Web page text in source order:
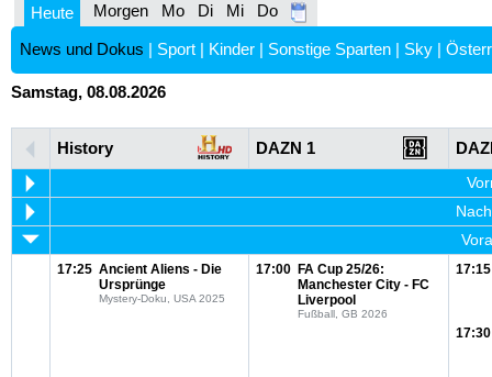
Heute Morgen Mo Di Mi Do
News und Dokus | Sport | Kinder | Sonstige Sparten | Sky |
Samstag, 08.08.2026
History DAZN 1
17:25 Ancient Aliens - Die
Ursprünge
Mystery-Doku, USA 2025
17:00 FA Cup 25/26:
Manchester City - FC
Liverpool
Fußball, GB 2026
17:15
17:30